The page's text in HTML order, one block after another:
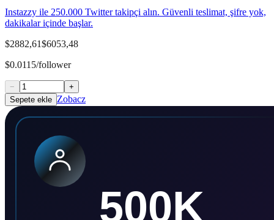
Instazzy ile 250.000 Twitter takipçi alın. Güvenli teslimat, şifre yok,
dakikalar içinde başlar.
$2882,61$6053,48
$0.0115/follower
−
+
Sepete ekle Zobacz